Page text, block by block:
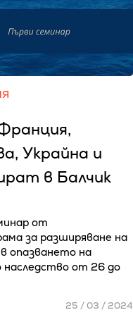
Украйна и
в Балчик
от
за разширяване на
опазването на
от 26 до
25 / 03 / 2024